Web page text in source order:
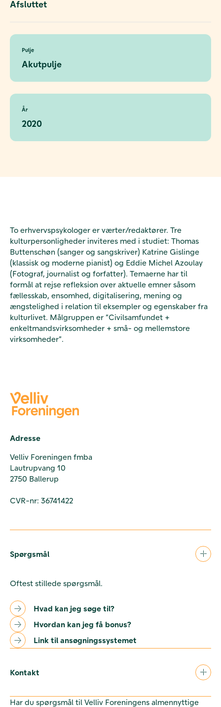
Afsluttet
Pulje
Akutpulje
År
2020
To erhvervspsykologer er værter/redaktører. Tre
kulturpersonligheder inviteres med i studiet: Thomas
Buttenschøn (sanger og sangskriver) Katrine Gislinge
(klassisk og moderne pianist) og Eddie Michel Azoulay
(Fotograf, journalist og forfatter). Temaerne har til
formål at rejse refleksion over aktuelle emner såsom
fællesskab, ensomhed, digitalisering, mening og
ængstelighed i relation til eksempler og egenskaber fra
kulturlivet. Målgruppen er ”Civilsamfundet +
enkeltmandsvirksomheder + små- og mellemstore
virksomheder”.
Adresse
Velliv Foreningen fmba
Lautrupvang 10
2750 Ballerup
CVR-nr: 36741422
Spørgsmål
Oftest stillede spørgsmål.
Hvad kan jeg søge til?
Hvordan kan jeg få bonus?
Link til ansøgningssystemet
Kontakt
Har du spørgsmål til Velliv Foreningens almennyttige